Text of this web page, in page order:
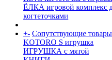
ЁЛКА игровой комплекс
когтеточками
+- Сопутствующие товары
KOTORO S игрушка
ИГРУШКА с мятой